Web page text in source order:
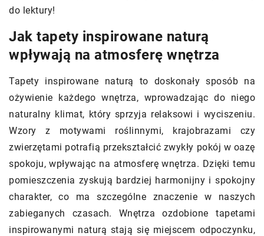
do lektury!
Jak tapety inspirowane naturą
wpływają na atmosferę wnętrza
Tapety inspirowane naturą to doskonały sposób na
ożywienie każdego wnętrza, wprowadzając do niego
naturalny klimat, który sprzyja relaksowi i wyciszeniu.
Wzory z motywami roślinnymi, krajobrazami czy
zwierzętami potrafią przekształcić zwykły pokój w oazę
spokoju, wpływając na atmosferę wnętrza. Dzięki temu
pomieszczenia zyskują bardziej harmonijny i spokojny
charakter, co ma szczególne znaczenie w naszych
zabieganych czasach. Wnętrza ozdobione tapetami
inspirowanymi naturą stają się miejscem odpoczynku,